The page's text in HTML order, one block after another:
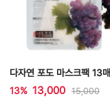
다자연 포도 마스크팩 13매
13% 13,000 15,000